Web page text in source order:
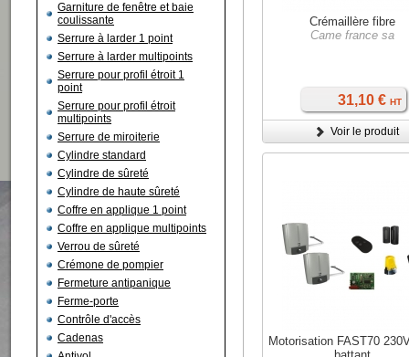
Garniture de fenêtre et baie
coulissante
Serrure à larder 1 point
Serrure à larder multipoints
Serrure pour profil étroit 1
point
Serrure pour profil étroit
multipoints
Serrure de miroiterie
Cylindre standard
Cylindre de sûreté
Cylindre de haute sûreté
Coffre en applique 1 point
Coffre en applique multipoints
Verrou de sûreté
Crémone de pompier
Fermeture antipanique
Ferme-porte
Contrôle d'accès
Cadenas
Crémaillère fibre
Came france sa
31,10 € HT
Voir le produit
Motorisation FAST70